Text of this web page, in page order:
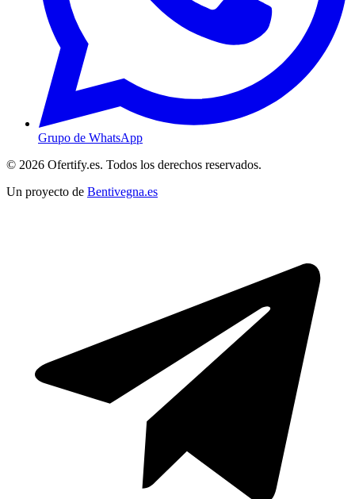
Grupo de WhatsApp
© 2026 Ofertify.es. Todos los derechos reservados.
Un proyecto de Bentivegna.es